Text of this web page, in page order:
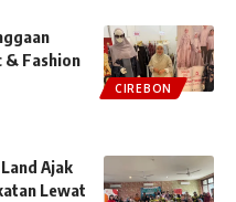
CIREBON
& Fashion
Ajak
Lewat